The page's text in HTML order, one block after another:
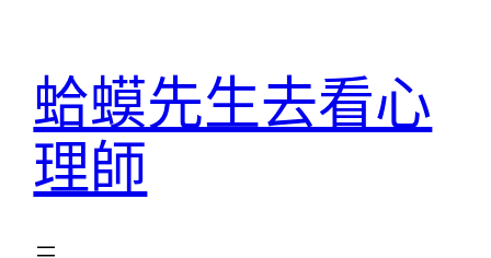
蛤蟆先生去看心
理師